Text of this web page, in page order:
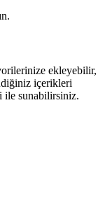
ekleyebilir,
içerikleri
ile sunabilirsiniz.